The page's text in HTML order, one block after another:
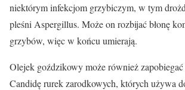
niektórym infekcjom grzybiczym, w tym
pleśni Aspergillus. Może on rozbijać błonę
grzybów, więc w końcu umierają.
Olejek goździkowy może również
Candidę rurek zarodkowych, których używa